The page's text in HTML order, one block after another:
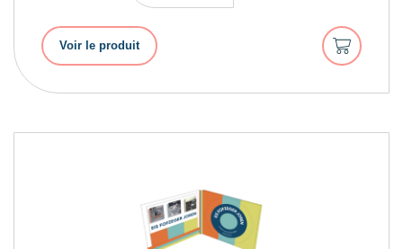
Voir le produit
Ajouter
au
panier